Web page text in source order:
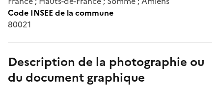
Code INSEE de la commune
80021
Description de la photographie ou
du document graphique